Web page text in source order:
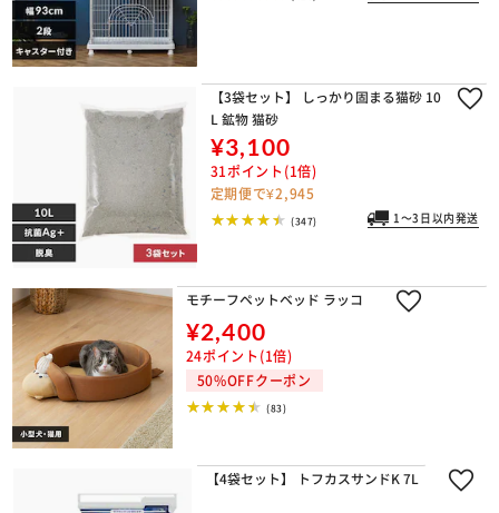
【3袋セット】 しっかり固まる猫砂 10
L 鉱物 猫砂
¥3,100
31ポイント(1倍)
定期便で¥2,945
(347) 1～3日以内発送
モチーフペットベッド ラッコ
¥2,400
24ポイント(1倍)
50%OFFクーポン
(83)
【4袋セット】 トフカスサンドK 7L